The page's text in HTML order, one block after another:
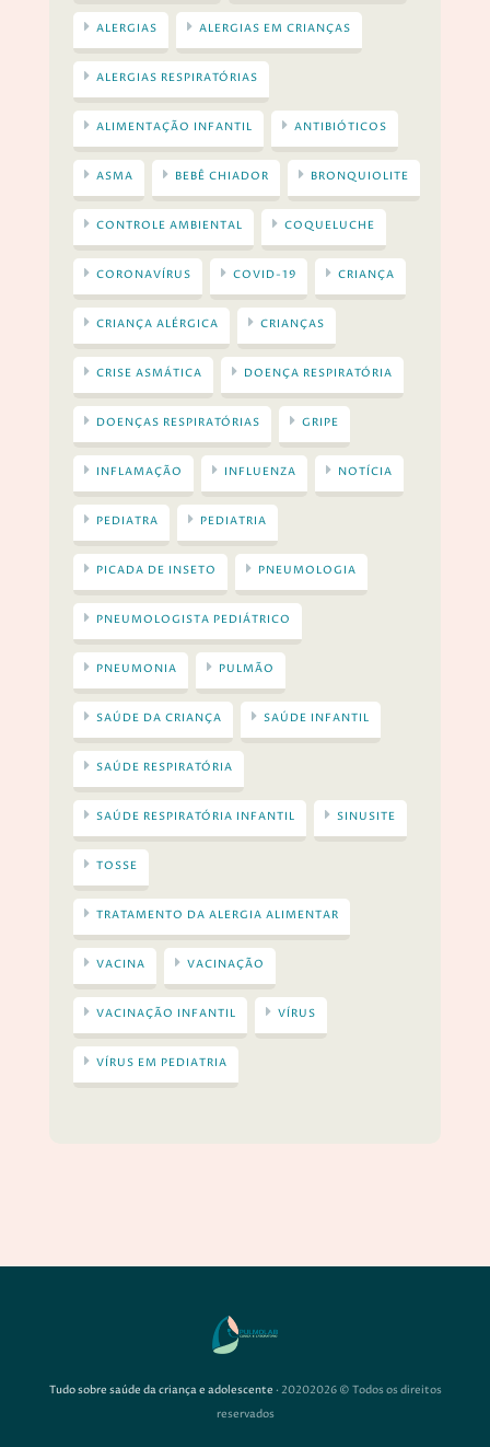
ALERGIAS ALERGIAS EM CRIANÇAS
ALERGIAS RESPIRATÓRIAS
ALIMENTAÇÃO INFANTIL ANTIBIÓTICOS
ASMA BEBÊ CHIADOR BRONQUIOLITE
CONTROLE AMBIENTAL COQUELUCHE
CORONAVÍRUS COVID-19 CRIANÇA
CRIANÇA ALÉRGICA CRIANÇAS
CRISE ASMÁTICA DOENÇA RESPIRATÓRIA
DOENÇAS RESPIRATÓRIAS GRIPE
INFLAMAÇÃO INFLUENZA NOTÍCIA
PEDIATRA PEDIATRIA
PICADA DE INSETO PNEUMOLOGIA
PNEUMOLOGISTA PEDIÁTRICO
PNEUMONIA PULMÃO
SAÚDE DA CRIANÇA SAÚDE INFANTIL
SAÚDE RESPIRATÓRIA
SAÚDE RESPIRATÓRIA INFANTIL SINUSITE
TOSSE
TRATAMENTO DA ALERGIA ALIMENTAR
VACINA VACINAÇÃO
VACINAÇÃO INFANTIL VÍRUS
VÍRUS EM PEDIATRIA
Tudo sobre saúde da criança e adolescente · 20202026 © Todos os direitos
reservados